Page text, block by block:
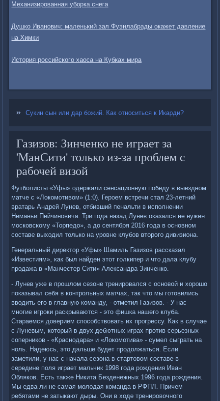
Механизированная уборка снега
Душко Иванович: маленький зал Фуэнлабрады окажет давление
на Химки
История российского хаоса на Кубках мира
Сукин сын или дар божий. Как относиться к Икарди?
Газизов: Зинченко не играет за
'МанСити' только из-за проблем с
рабочей визой
Футболисты «Уфы» одержали сенсационную победу в выездном
матче с «Локомотивом» (1:0). Героем встречи стал 23-летний
вратарь Андрей Лунев, отбивший пенальти в исполнении
Неманьи Пейчиновича. Три года назад Лунев оказался не нужен
московскому «Торпедо», а до сентября 2016 года в основном
составе выходил только на уровне клубов второго дивизиона.
Генеральный директор «Уфы» Шамиль Газизов рассказал
«Известиям», как был найден этот голкипер и что дала клубу
продажа в «Манчестер Сити» Александра Зинченко.
- Лунев уже в прошлом сезоне тренировался с основой и хорошо
показывал себя в контрольных матчах, так что мы готовились
вводить его в главную команду, - отметил Газизов. - У нас
многие игроки раскрываются - это фишка нашего клуба.
Стараемся доверием способствовать их прогрессу. Как в случае
с Луневым, который в двух дебютных играх против серьезных
соперников - «Краснодара» и «Локомотива» - сумел сыграть на
ноль. Надеюсь, это дальше будет продолжаться. Если
заметили, у нас с начала сезона в стартовом составе в
середине поля играет мальчик 1998 года рождения Иван
Обляков. Есть также Никита Безденежных 1996 года рождения.
Мы едва ли не самая молодая команда в РФПЛ. Причем
ребятами не затыкают дыры. Они в ходе тренировочного